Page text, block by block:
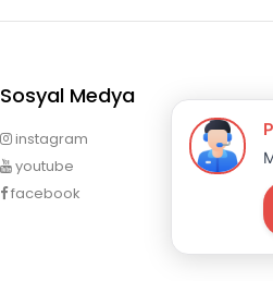
Sosyal Medya
instagram
youtube
facebook